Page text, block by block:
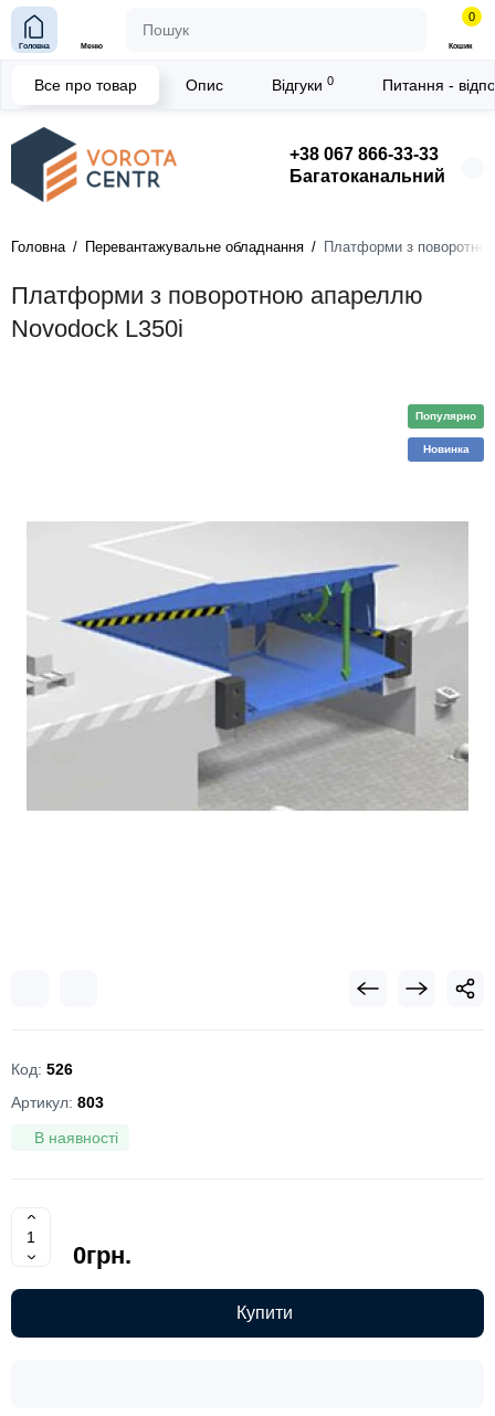
+38 067 866-33-33
Багатоканальний
Головна Меню
0
Кошик
Головна Перевантажувальне обладнання Платформи з
Платформи з поворотною апареллю
Novodock L350i
Все про товар Опис Відгуки 0 Питання -
Популярно
Новинка
Код: 526
Артикул: 803
В наявності
0грн.
Купити